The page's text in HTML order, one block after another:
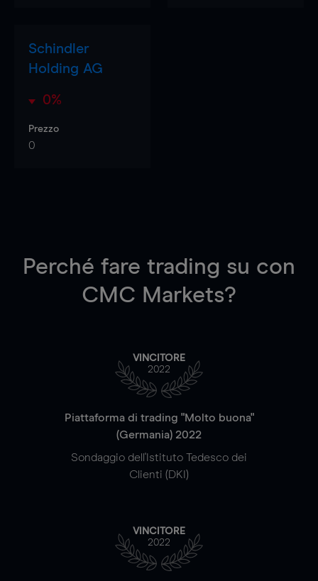
Schindler
Holding AG
0%
Prezzo
0
Perché fare trading su con
CMC Markets?
VINCITORE
2022
Piattaforma di trading "Molto buona"
(Germania) 2022
Sondaggio dell'Istituto Tedesco dei
Clienti (DKI)
VINCITORE
2022